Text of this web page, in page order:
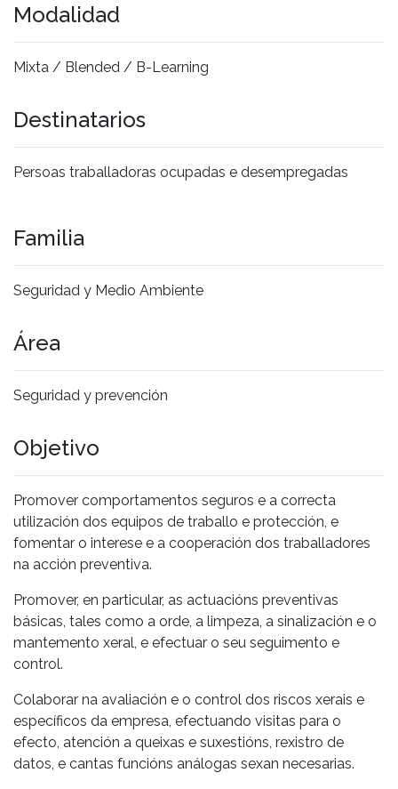
Modalidad
Mixta / Blended / B-Learning
Destinatarios
Persoas traballadoras ocupadas e desempregadas
Familia
Seguridad y Medio Ambiente
Área
Seguridad y prevención
Objetivo
Promover comportamentos seguros e a correcta
utilización dos equipos de traballo e protección, e
fomentar o interese e a cooperación dos traballadores
na acción preventiva.
Promover, en particular, as actuacións preventivas
básicas, tales como a orde, a limpeza, a sinalización e o
mantemento xeral, e efectuar o seu seguimento e
control.
Colaborar na avaliación e o control dos riscos xerais e
específicos da empresa, efectuando visitas para o
efecto, atención a queixas e suxestións, rexistro de
datos, e cantas funcións análogas sexan necesarias.